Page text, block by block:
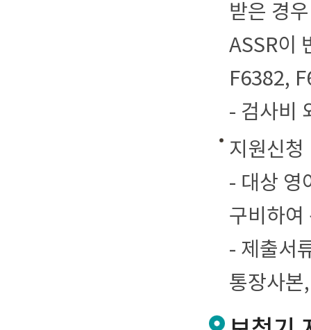
받은 경
ASSR이
F6382,
- 검사비
지원신청
- 대상 영
구비하여
- 제출서
통장사본